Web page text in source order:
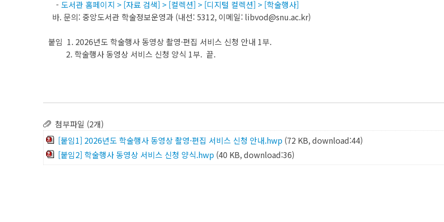
- 도서관 홈페이지 > [자료 검색] > [컬렉션] > [디지털 컬렉션] > [학술행사]
바. 문의: 중앙도서관 학술정보운영과 (내선: 5312, 이메일: libvod@snu.ac.kr)
붙임 1. 2026년도 학술행사 동영상 촬영·편집 서비스 신청 안내 1부.
2. 학술행사 동영상 서비스 신청 양식 1부. 끝.
첨부파일 (2개)
[붙임1] 2026년도 학술행사 동영상 촬영·편집 서비스 신청 안내.hwp (72 KB, download:44)
[붙임2] 학술행사 동영상 서비스 신청 양식.hwp (40 KB, download:36)